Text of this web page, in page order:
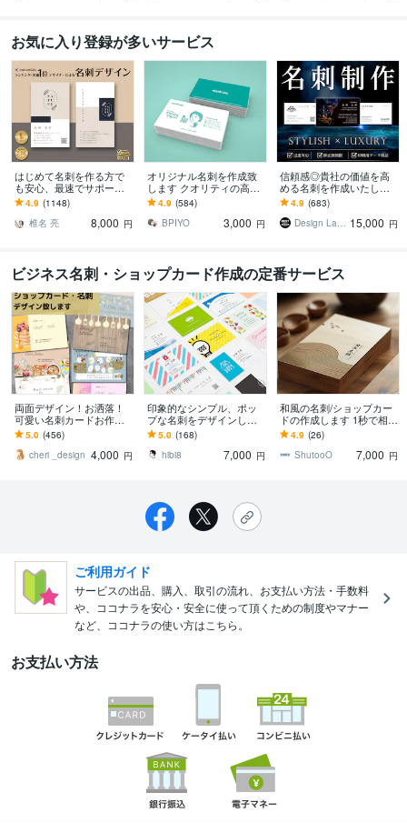
お気に入り登録が多いサービス
はじめて名刺を作る方で
も安心、最速でサポート
します 名刺デザイン実績
最多のプロデザイナーが
デザインいたします!
4.9 (1148)
椎名 亮
8,000 円
オリジナル名刺を作成致
します クオリティの高い
素敵な名刺デザインを
4.9 (584)
BPIYO
3,000 円
信頼感◎貴社の価値を高
める名刺を作成いたしま
す 修正回数無制限◇スタ
イリッシュ＆高級感で魅
せるモダンデザイン
4.9 (683)
Design Lab｜名刺・地図・印刷物 15,000 円
ビジネス名刺・ショップカード作成の定番サービス
両面デザイン！お洒落！
可愛い名刺カードお作り
します こだわり！名刺や
お店のポイントカード、
お作りしませんか？
5.0 (456)
cheri _design 4,000 円
印象的なシンプル、ポッ
プな名刺をデザインしま
す プロが洗練された名刺
をデザインします
5.0 (168)
hibi8
7,000 円
和風の名刺/ショップカー
ドの作成します 1秒で相手
の心を掴む印象を一瞬で
伝えるデザイン
4.9 (26)
ShutooO
7,000 円
ご利用ガイド
サービスの出品、購入、取引の流れ、お支払い方法・手数料
や、ココナラを安心・安全に使って頂くための制度やマナー
など、ココナラの使い方はこちら。
お支払い方法